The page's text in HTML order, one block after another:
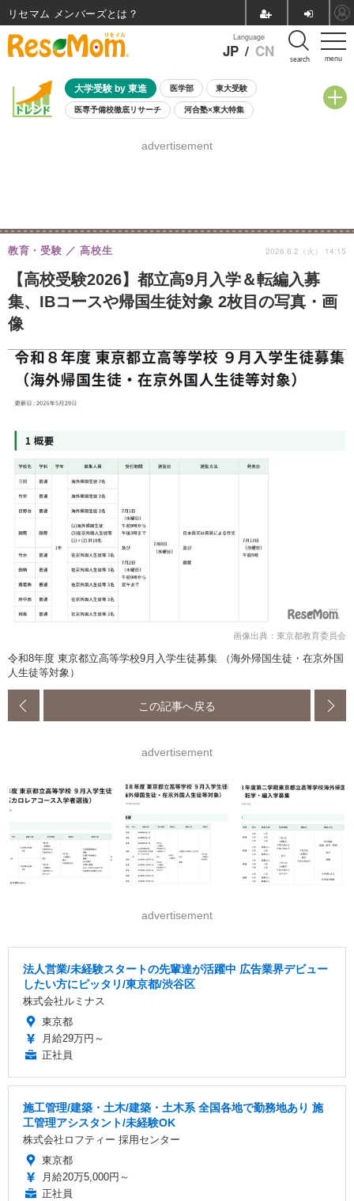
menu
Language
JP / CN search
大学受験 by 東進 医学部 東大受験
医専予備校徹底リサーチ 河合塾×東大特集
8月開催学校説明会・相談会
advertisement
【高校受験2026】都立高9月入学＆転編入募
集、IBコースや帰国生徒対象 2枚目の写真・画
像
教育・受験 高校生 2026.6.2（火） 14:15
画像出典：東京都教育委員会
令和8年度 東京都立高等学校9月入学生徒募集 （海外帰国生徒・在京外国
人生徒等対象）
この記事へ戻る
advertisement
advertisement
法人営業/未経験スタートの先輩達が活躍中 広告業界デビュー
したい方にピッタリ/東京都/渋谷区
株式会社ルミナス
東京都
月給29万円～
正社員
施工管理/建築・土木/建築・土木系 全国各地で勤務地あり 施
工管理アシスタント/未経験OK
株式会社ロフティー 採用センター
東京都
月給20万5,000円～
正社員
リセマム メンバーズ